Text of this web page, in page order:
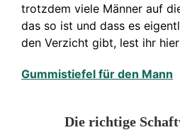
trotzdem viele Männer auf
das so ist und dass es
den Verzicht gibt, lest ihr
Gummistiefel für den Mann
Die richtige